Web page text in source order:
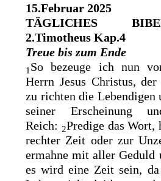
15.Februar 2025
TÄGLICHES
2.Timotheus Kap.4
Treue bis zum Ende
1 So bezeuge ich nun
Herrn Jesus Christus,
zu richten die Lebendigen
seiner Erscheinung
Reich: 2Predige das Wort,
rechter Zeit oder zur
ermahne mit aller Geduld
es wird eine Zeit sein,